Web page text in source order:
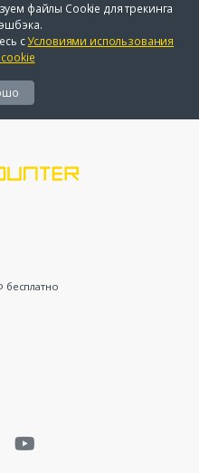
файлы Cookie для трекинга
сУсловиями использования
бесплатно